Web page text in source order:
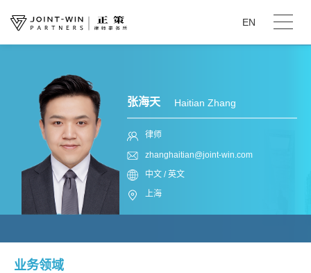
EN
张海天 Haitian Zhang
律师
zhanghaitian@joint-win.com
中文 / 英文
上海
业务领域